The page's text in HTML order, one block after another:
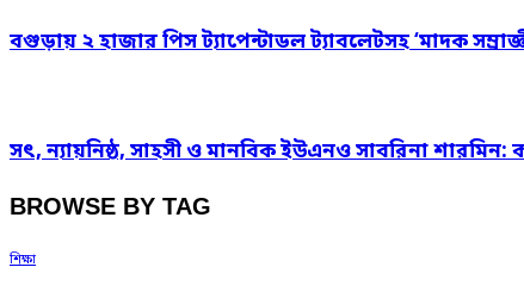
বগুড়ায় ২ হাজার পিস ট্যাপেন্টাডল ট্যাবলেটসহ ‘মাদক
সৎ, ন্যায়নিষ্ঠ, সাহসী ও মানবিক ইউএনও সাবরিনা
BROWSE BY TAG
শিক্ষা